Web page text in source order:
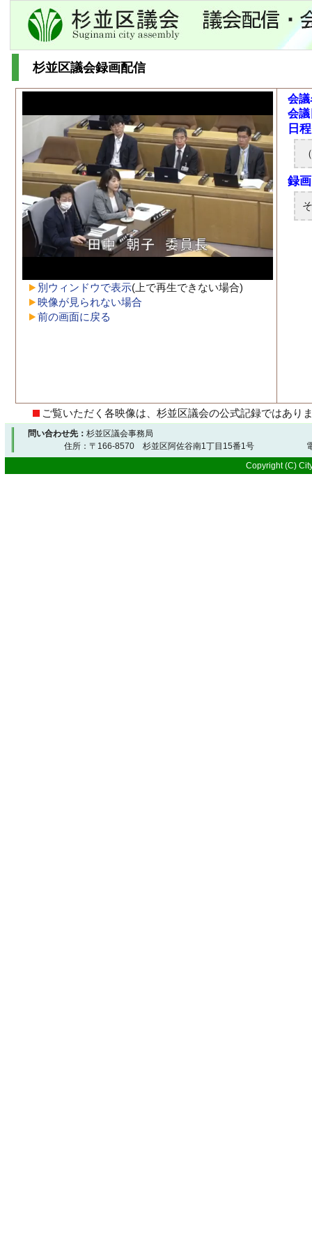
杉並区議会録画配信
別ウィンドウで表示(上で再生できない場合)
映像が見られない場合
前の画面に戻る
会
会
ご覧いただく各映像は、杉並区議会の公式記録ではあり
問い合わせ先： 杉並区議会事務局
住所：〒166-8570 杉並区阿佐谷南1丁目15番1号 電
Copyright (C)